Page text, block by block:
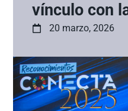
vínculo con
20 marzo, 2026